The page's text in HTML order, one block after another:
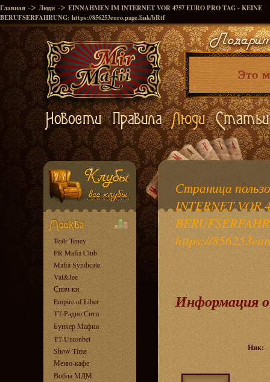
Главная -> Люди -> EINNAHMEN IM INTERNET VOR 4757 EURO PRO TAG - KEINE
BERUFSERFAHRUNG: https://856253euro.page.link/bRtf
Teatr Teney
PR Mafia Club
Mafia Syndicate
Val&Jee
Спич-ки
Empire of Liber
TT-Радио Сити
Бункер Мафии
TT-Unionbet
Show Time
Меню-кафе
Вобла МДМ
Страница
INTERNET VOR
https://
Информация о
Ник: